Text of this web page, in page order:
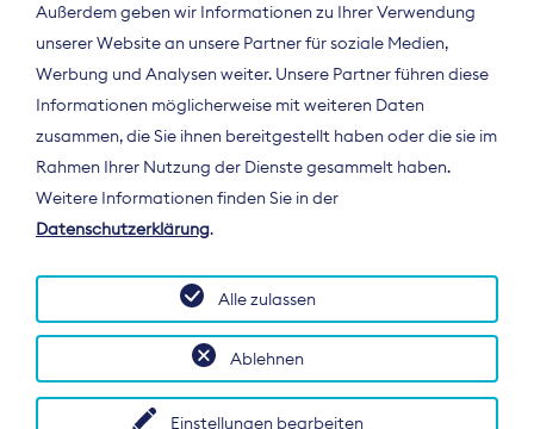
Der Bundesverband Digitalpublisher und
Zeitungsverleger (BDZV) vertritt als
Spitzenorganisation die Interessen der
Deutschland und auf EU-Ebene.
Außerdem geben wir Informationen zu Ihrer Verwendung
unserer Website an unsere Partner für soziale Medien,
Werbung und Analysen weiter. Unsere Partner führen diese
Informationen möglicherweise mit weiteren Daten
zusammen, die Sie ihnen bereitgestellt haben oder die sie im
Rahmen Ihrer Nutzung der Dienste gesammelt haben.
Weitere Informationen finden Sie in der
Datenschutzerklärung.
Einstellungen bearbeiten
Ablehnen
Alle zulassen